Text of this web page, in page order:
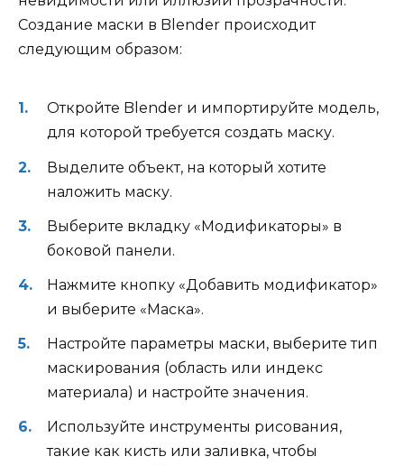
Создание маски в Blender происходит
следующим образом:
Откройте Blender и импортируйте модель,
для которой требуется создать маску.
Выделите объект, на который хотите
наложить маску.
Выберите вкладку «Модификаторы» в
боковой панели.
Нажмите кнопку «Добавить модификатор»
и выберите «Маска».
Настройте параметры маски, выберите тип
маскирования (область или индекс
материала) и настройте значения.
Используйте инструменты рисования,
такие как кисть или заливка, чтобы